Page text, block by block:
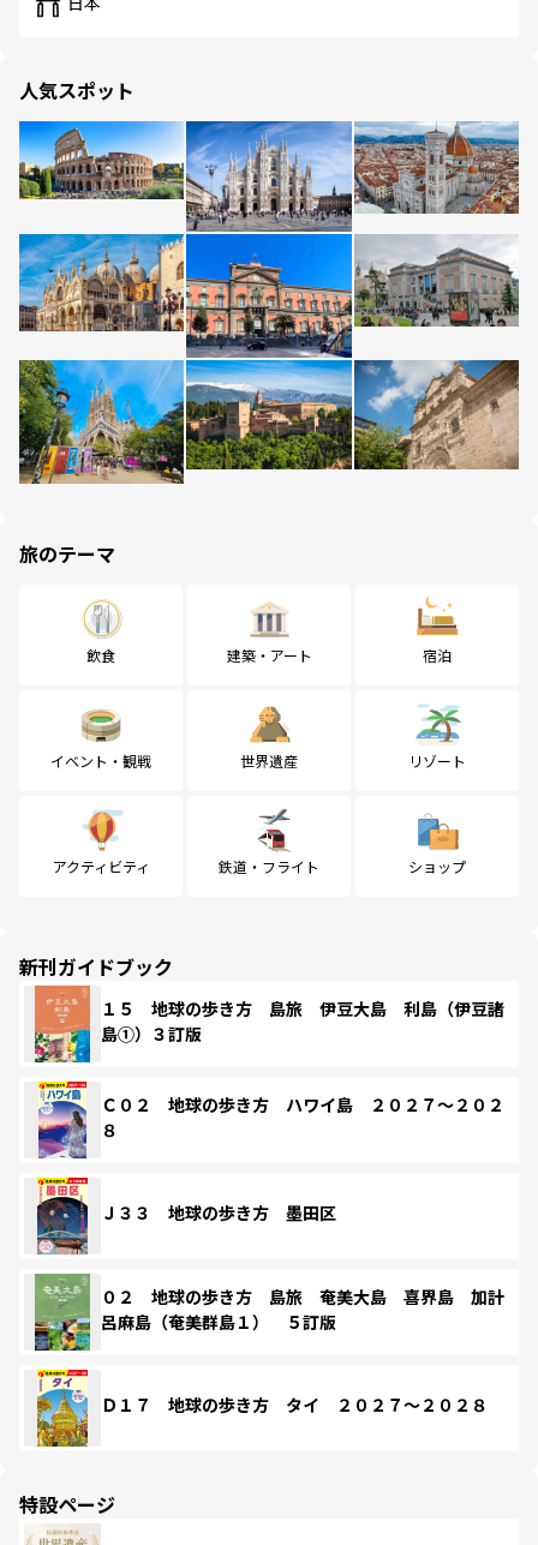
人気スポット
旅のテーマ
飲食 建築・アート 宿泊
イベント・観戦 世界遺産 リゾート
アクティビティ 鉄道・フライト ショップ
新刊ガイドブック
１５ 地球の歩き方 島旅 伊豆大島 利島（伊豆諸
島①）３訂版
Ｃ０２ 地球の歩き方 ハワイ島 ２０２７～２０２
８
Ｊ３３ 地球の歩き方 墨田区
０２ 地球の歩き方 島旅 奄美大島 喜界島 加計
呂麻島（奄美群島１） ５訂版
Ｄ１７ 地球の歩き方 タイ ２０２７～２０２８
特設ページ